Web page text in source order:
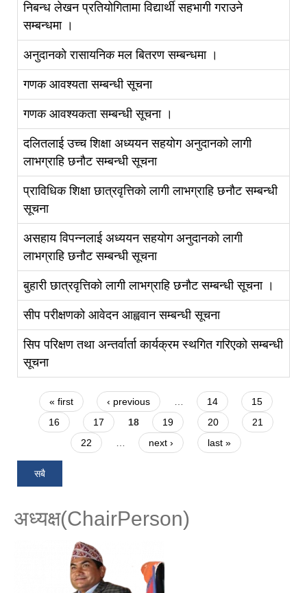
निबन्ध लेखन प्रतियोगितामा विद्यार्थी सहभागी गराउने
सम्बन्धमा ।
अनुदानको रासायनिक मल बितरण सम्बन्धमा ।
गणक आवश्यता सम्बन्धी सूचना
गणक आवश्यकता सम्बन्धी सूचना ।
दलितलाई उच्च शिक्षा अध्ययन सहयोग अनुदानको लागी
लाभग्राहि छनौट सम्बन्धी सूचना
प्राविधिक शिक्षा छात्रवृत्तिको लागी लाभग्राहि छनौट सम्बन्धी
सूचना
असहाय विपन्‍नलाई अध्ययन सहयोग अनुदानको लागी
लाभग्राहि छनौट सम्बन्धी सूचना
बुहारी छात्रवृत्तिको लागी लाभग्राहि छनौट सम्बन्धी सूचना ।
सीप परीक्षणको आवेदन आह्ववान सम्बन्धी सूचना
सिप परिक्षण तथा अन्तर्वार्ता कार्यक्रम स्थगित गरिएको सम्बन्धी
सूचना
Pages
« first ‹ previous … 14
15
16
17 18 19 20
21
22
… next › last »
सबै
अध्यक्ष(ChairPerson)